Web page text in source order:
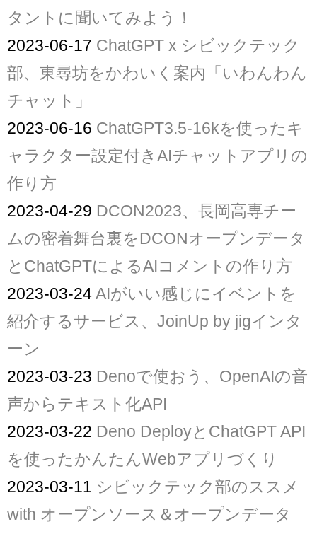
タントに聞いてみよう！
2023-06-17 ChatGPT x シビックテック
部、東尋坊をかわいく案内「いわんわん
チャット」
2023-06-16 ChatGPT3.5-16kを使ったキ
ャラクター設定付きAIチャットアプリの
作り方
2023-04-29 DCON2023、長岡高専チー
ムの密着舞台裏をDCONオープンデータ
とChatGPTによるAIコメントの作り方
2023-03-24AIがいい感じにイベントを
紹介するサービス、JoinUp by jigインタ
ーン
2023-03-23 Denoで使おう、OpenAIの音
声からテキスト化API
2023-03-22 Deno DeployとChatGPT API
を使ったかんたんWebアプリづくり
2023-03-11 シビックテック部のススメ
with オープンソース＆オープンデータ